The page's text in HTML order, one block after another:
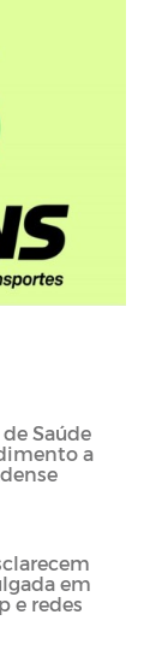
Saúde
a
em
e redes